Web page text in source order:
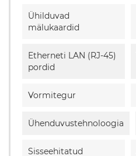
Ühilduvad
mälukaardid
Etherneti LAN (RJ-45)
pordid
Vormitegur
Ühenduvustehnoloogia
Sisseehitatud